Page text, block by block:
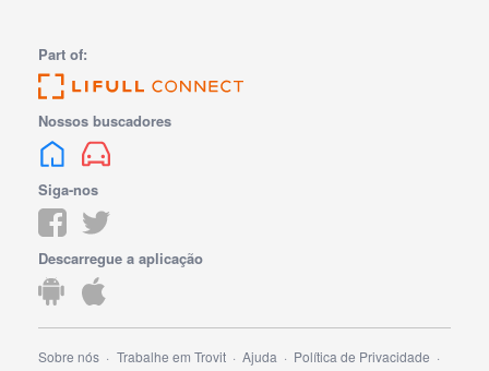
Part of:
Nossos buscadores
Siga-nos
Descarregue a aplicação
Sobre nós Trabalhe em Trovit Ajuda Política de Privacidade